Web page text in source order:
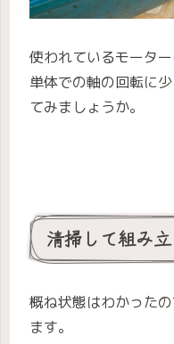
使われているモータ
単体での軸の回転に
てみましょうか。
清掃して組み立
概ね状態はわかった
ます。